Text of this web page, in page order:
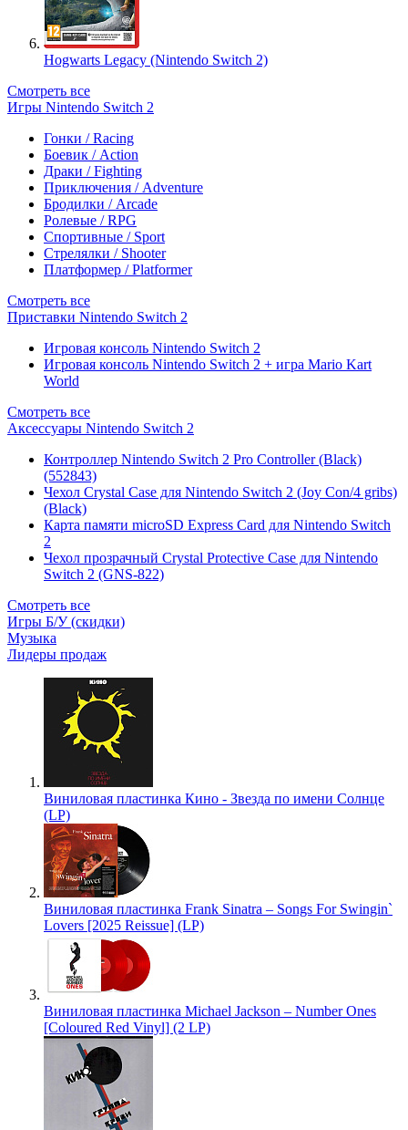
Hogwarts Legacy (Nintendo Switch 2)
Смотреть все
Игры Nintendo Switch 2
Гонки / Racing
Боевик / Action
Драки / Fighting
Приключения / Adventure
Бродилки / Arcade
Ролевые / RPG
Спортивные / Sport
Стрелялки / Shooter
Платформер / Platformer
Смотреть все
Приставки Nintendo Switch 2
Игровая консоль Nintendo Switch 2
Игровая консоль Nintendo Switch 2 + игра Mario Kart
World
Смотреть все
Аксессуары Nintendo Switch 2
Контроллер Nintendo Switch 2 Pro Controller (Black)
(552843)
Чехол Сrystal Сase для Nintendo Switch 2 (Joy Con/4 gribs)
(Black)
Карта памяти microSD Express Card для Nintendo Switch
2
Чехол прозрачный Crystal Protective Case для Nintendo
Switch 2 (GNS-822)
Смотреть все
Игры Б/У (скидки)
Музыка
Лидеры продаж
Виниловая пластинка Кино - Звезда по имени Солнце
(LP)
Виниловая пластинка Frank Sinatra – Songs For Swingin`
Lovers [2025 Reissue] (LP)
Виниловая пластинка Michael Jackson – Number Ones
[Coloured Red Vinyl] (2 LP)